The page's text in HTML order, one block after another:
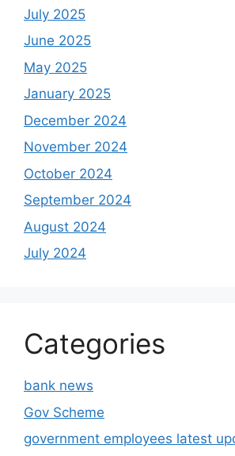
July 2025
June 2025
May 2025
January 2025
December 2024
November 2024
October 2024
September 2024
August 2024
July 2024
Categories
bank news
Gov Scheme
government employees latest